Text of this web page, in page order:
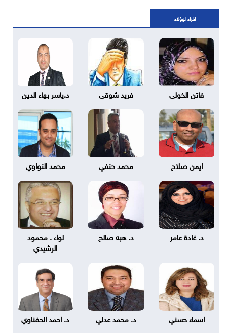
اقراء لهؤلاء
فاتن الخولى فريد شوقى د.ياسر بهاء الدين
ايمن صلاح محمد حنفي محمد النواوي
د. غادة عامر د. هبه صالح
لواء . محمود
الرشيدي
اسماء حسني د. محمد عدلي د. احمد الحفناوي